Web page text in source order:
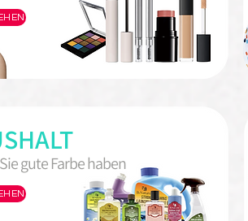
gute Farbe haben